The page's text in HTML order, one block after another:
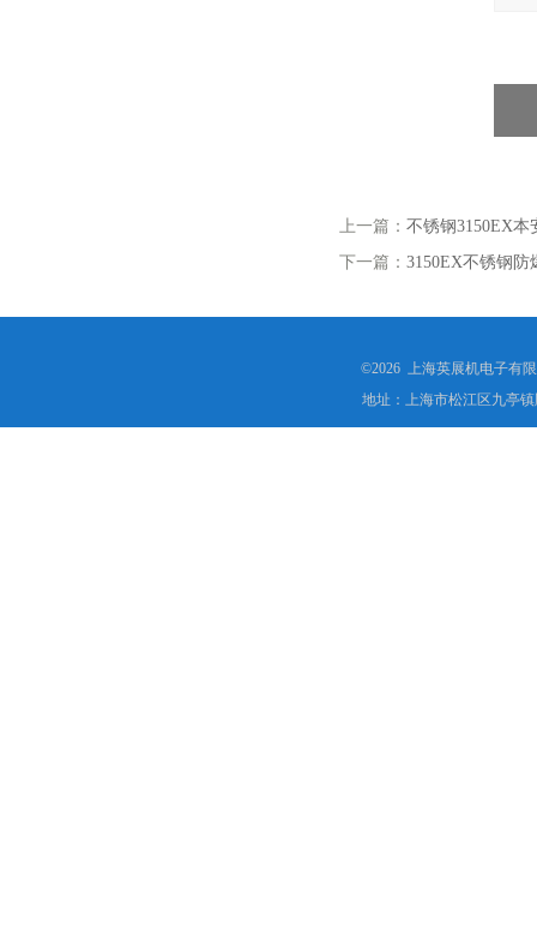
上一篇： 不锈钢3150EX
下一篇： 3150EX不锈钢
©2026 上海英展机电子有
地址：上海市松江区九亭镇